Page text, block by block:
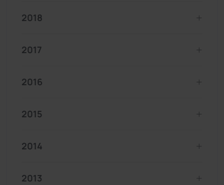
2018
2017
2016
2015
2014
2013